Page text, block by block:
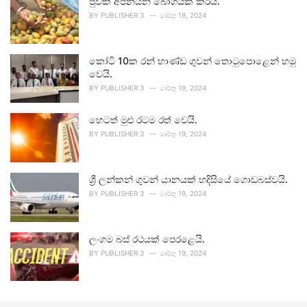
BY PUBLISHER 3 මාර්තු 19, 2024
කෝටි 10ක රන් භාණ්ඩ ගුවන් තොටුපොළෙන් හමු
වෙයි.
BY PUBLISHER 3 මාර්තු 19, 2024
හෙටත් මුළු රටම රත් වෙයි.
BY PUBLISHER 3 මාර්තු 19, 2024
ශ්‍රී ලන්කන් ගුවන් යානයක් හදිසියේ ගොඩබස්වයි.
BY PUBLISHER 3 මාර්තු 19, 2024
ලංගම බස් රථයක් පෙරළෙයි.
BY PUBLISHER 3 මාර්තු 19, 2024